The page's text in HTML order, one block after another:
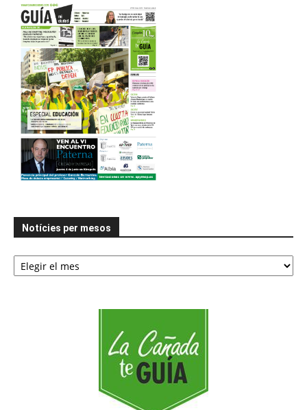
Notícies per mesos
Notícies
per